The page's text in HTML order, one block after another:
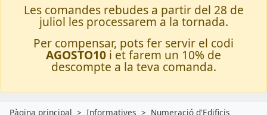
Les comandes rebudes a partir del 28 de
juliol les processarem a la tornada.
Per compensar, pots fer servir el codi
AGOSTO10 i et farem un 10% de
descompte a la teva comanda.
Pàgina principal Informatives
Numeració d'Edificis